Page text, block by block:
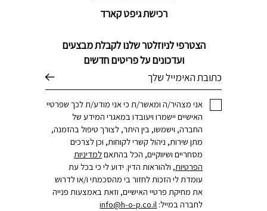
הצטרפי לניוזלטר שלנו לקבלת מבצעים
ועדכונים על פריטים חדשים
אני מצהיר/ה ומאשר/ת כי אני מודע/ת לכך שפרטיי
האישיים יישמרו ויעובדו במאגרי המידע של
החברה, וישמשו, בין היתר, לצורך טיפול בהזמנה,
מתן שירות, ניהול קשרי לקוחות, וכן לצרכים
מסחריים ושיווקיים, הכל בהתאםלמדיניות
הפרטיות, ולהוראות הדין. ידוע לי כי בכל עת
עומדת לי הזכות לחזור בי מהסכמתי ו/או לדרוש
את מחיקת פרטיי האישיים, וזאת באמצעות פנייה
לחברה במייל: info@h-o-p.co.il
רכישת גיפט קארד